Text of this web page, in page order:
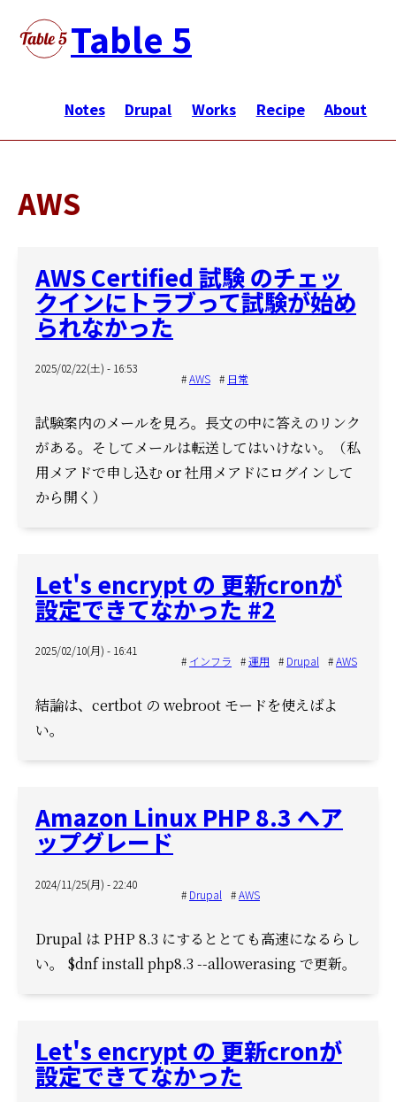
テ
Table 5
ン
ビ
ゲ
シ
ョ
ン
Notes Drupal Works Recipe About
AWS
AWS Certified 試験 のチェッ
クインにトラブって試験が始め
られなかった
2025/02/22(土) - 16:53
AWS 日常
試験案内のメールを見ろ。長文の中に答えのリンク
がある。そしてメールは転送してはいけない。（私
用メアドで申し込む or 社用メアドにログインして
から開く）
Let's encrypt の 更新cronが
設定できてなかった #2
2025/02/10(月) - 16:41
インフラ 運用 Drupal AWS
結論は、certbot の webroot モードを使えばよ
い。
Amazon Linux PHP 8.3 へア
ップグレード
2024/11/25(月) - 22:40
Drupal AWS
Drupal は PHP 8.3 にするととても高速になるらし
い。 $dnf install php8.3 --allowerasing で更新。
Let's encrypt の 更新cronが
設定できてなかった